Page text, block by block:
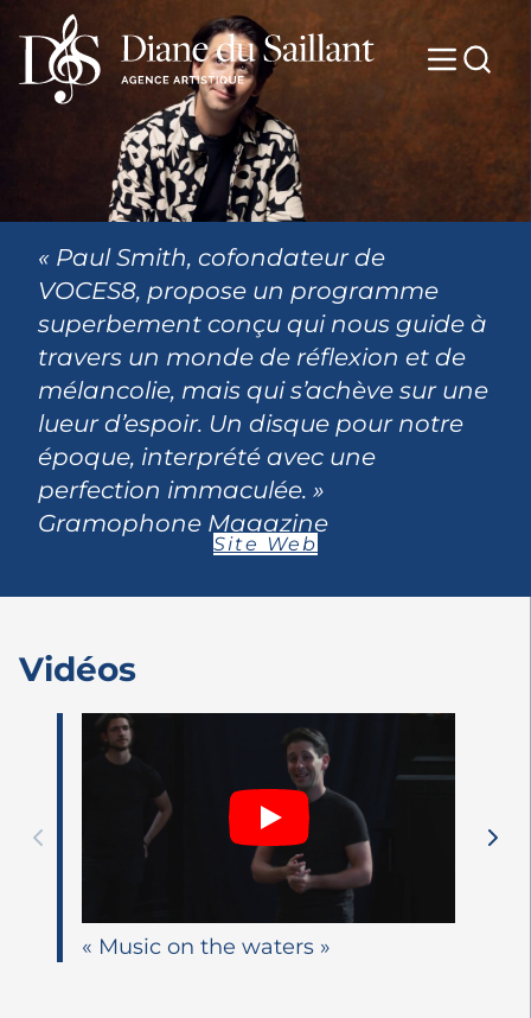
« Paul Smith, cofondateur de
VOCES8, propose un programme
superbement conçu qui nous guide à
travers un monde de réflexion et de
mélancolie, mais qui s’achève sur une
lueur d’espoir. Un disque pour notre
époque, interprété avec une
perfection immaculée. »
Gramophone Magazine
Site Web
Vidéos
« Music on the waters »